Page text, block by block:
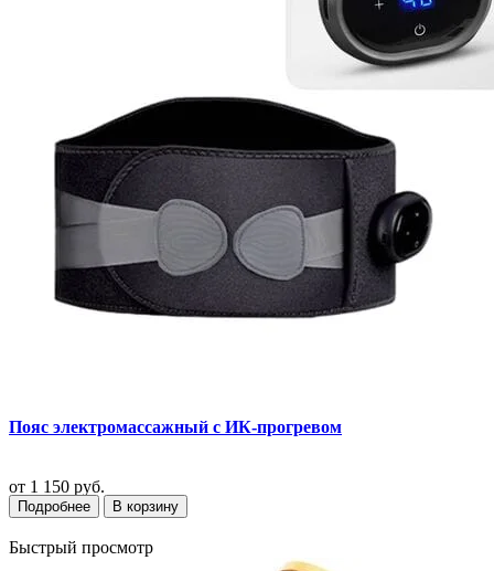
Пояс электромассажный с ИК-прогревом
от 1 150 руб.
Подробнее В корзину
Быстрый просмотр